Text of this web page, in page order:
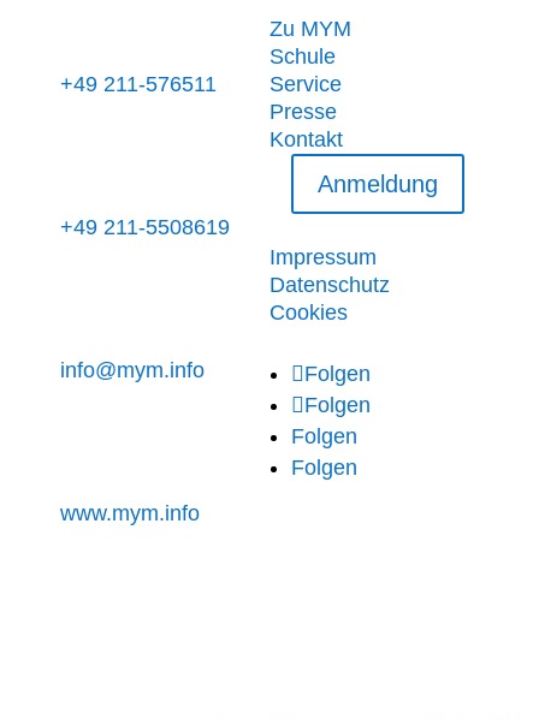
+49 211-576511
+49 211-5508619
info@mym.info
www.mym.info
Zu MYM
Schule
Service
Presse
Kontakt
Anmeldung
Impressum
Datenschutz
Cookies
Folgen
Folgen
Folgen
Folgen